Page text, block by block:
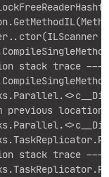
stack trace ---
previous location
stack trace ---